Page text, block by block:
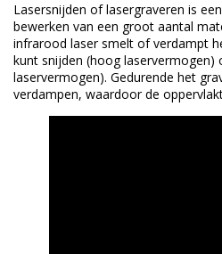
Lasersnijden of lasergraveren is
bewerken van een groot aantal
infrarood laser smelt of verdampt
kunt snijden (hoog laservermogen)
laservermogen). Gedurende het
verdampen, waardoor de